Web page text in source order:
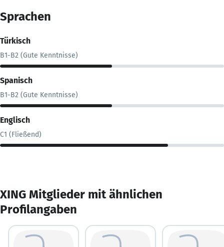
Sprachen
Türkisch
B1-B2 (Gute Kenntnisse)
Spanisch
B1-B2 (Gute Kenntnisse)
Englisch
C1 (Fließend)
XING Mitglieder mit ähnlichen
Profilangaben